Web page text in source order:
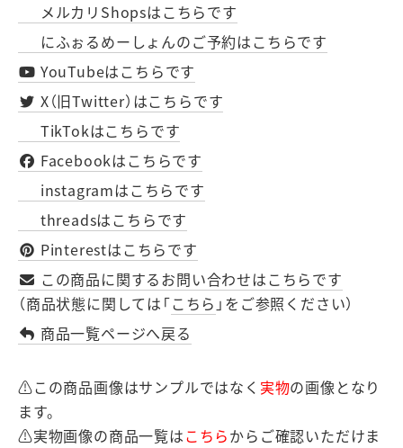
メルカリShopsはこちらです
にふぉるめーしょんのご予約はこちらです
YouTubeはこちらです
X（旧Twitter）はこちらです
TikTokはこちらです
Facebookはこちらです
instagramはこちらです
threadsはこちらです
Pinterestはこちらです
この商品に関するお問い合わせはこちらです
（商品状態に関しては「こちら 」をご参照ください）
商品一覧ページへ戻る
⚠この商品画像はサンプルではなく 実物の画像となり
ます。
⚠実物画像の商品一覧はこちらからご確認いただけま